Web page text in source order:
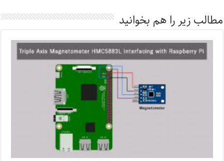
مطالب زیر را هم بخوانید